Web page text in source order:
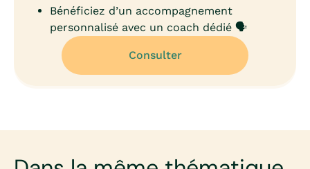
Bénéficiez d’un accompagnement
personnalisé avec un coach dédié 🗣️
Consulter